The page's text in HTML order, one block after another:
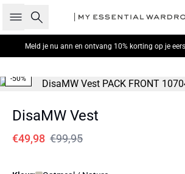
Zoeken
Meld je nu ann en ontvang 10% korting op je
-50%
DisaMW Vest
€49,98 €99,95